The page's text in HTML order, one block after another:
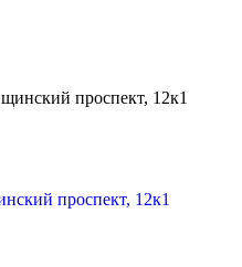
проспект, 12к1
проспект, 12к1